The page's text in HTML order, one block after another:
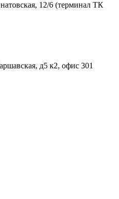
12/6 (терминал ТК
д5 к2, офис 301